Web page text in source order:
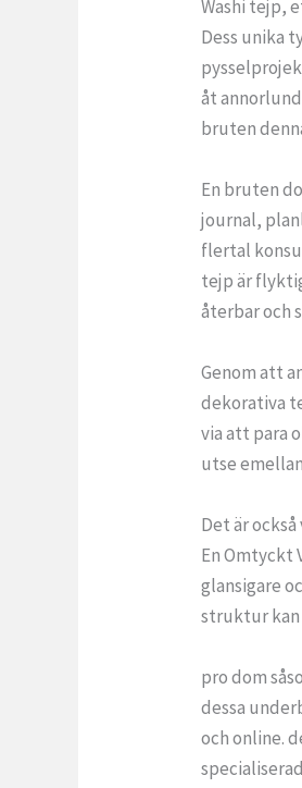
Washi tejp,
Dess unika
åt
bruten
En bruten
journal,
flertal
tejp är
återbar och
Genom att
dekorativa
via att para
utse
Det är
En Omtyckt
glansigare
struktur kan
pro dom
dessa
och online.